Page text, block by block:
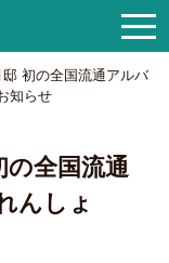
初の全国流通アルバ
知らせ
の全国流通
んしょ